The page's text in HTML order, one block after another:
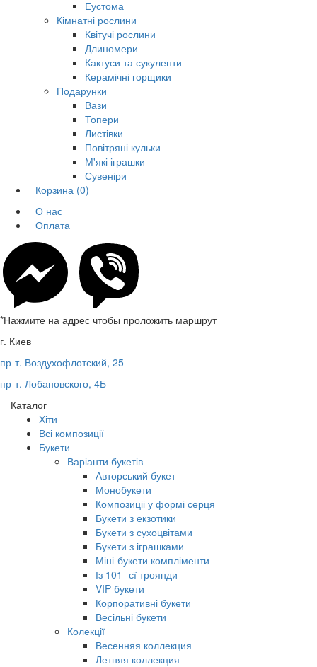
Еустома
Кімнатні рослини
Квітучі рослини
Длиномери
Кактуси та сукуленти
Керамічні горщики
Подарунки
Вази
Топери
Листівки
Повітряні кульки
М'які іграшки
Сувеніри
Корзина (0)
О нас
Оплата
*Нажмите на адрес чтобы проложить маршрут
г. Киев
пр-т. Воздухофлотский, 25
пр-т. Лобановского, 4Б
Каталог
Хіти
Всі композиції
Букети
Варіанти букетів
Авторський букет
Монобукети
Композиціі у формі серця
Букети з екзотики
Букети з сухоцвітами
Букети з іграшками
Міні-букети компліменти
Із 101- єї троянди
VIP букети
Корпоративні букети
Весільні букети
Колекції
Весенняя коллекция
Летняя коллекция